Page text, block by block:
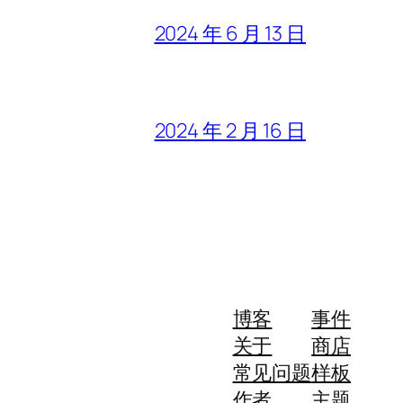
2024 年 6 月 13 日
2024 年 2 月 16 日
博客
关于
常见问题
事件
商店
样板